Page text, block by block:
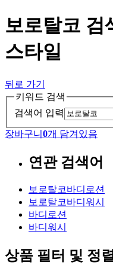
보로탈코 검
스타일
뒤로 가기
키워드 검색
검색어 입력
장바구니 0개 담겨있음
연관 검색어
보로탈코바디로션
보로탈코바디워시
바디로션
바디워시
상품 필터 및 정렬